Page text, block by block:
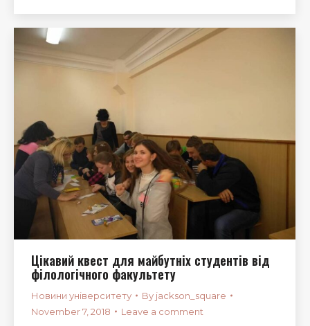
Цікавий квест для майбутніх студентів від
філологічного факультету
Новини університету By jackson_square
November 7, 2018
Leave a comment